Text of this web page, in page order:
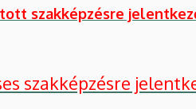
szakképzésre
szakképzésre